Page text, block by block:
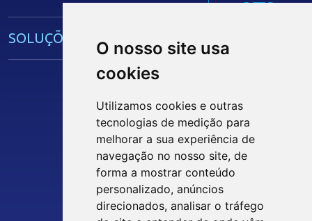
O nosso site usa
cookies
Utilizamos cookies e outras
tecnologias de medição para
melhorar a sua experiência de
navegação no nosso site, de
forma a mostrar conteúdo
personalizado, anúncios
direcionados, analisar o tráfego
SOLUÇÕES E SERVIÇOS
Núcleo de Acesso ao Crédito
Centro Internacional de Negócios -
CONTRIBUIÇÃO SINDICAL
SINDICATOS FILIADOS
IEL
Siga nossas Redes Sociais
INTRANET